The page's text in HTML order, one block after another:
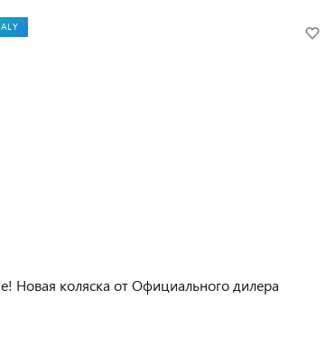
Новая коляска от Официального дилера